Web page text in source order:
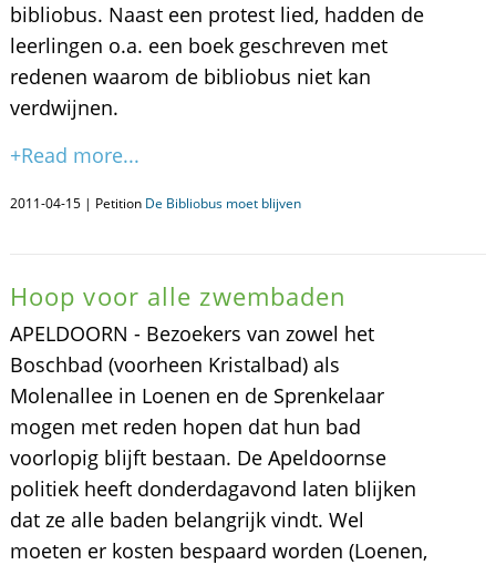
bibliobus. Naast een protest lied, hadden de
leerlingen o.a. een boek geschreven met
redenen waarom de bibliobus niet kan
verdwijnen.
+Read more...
2011-04-15 | Petition De Bibliobus moet blijven
Hoop voor alle zwembaden
APELDOORN - Bezoekers van zowel het
Boschbad (voorheen Kristalbad) als
Molenallee in Loenen en de Sprenkelaar
mogen met reden hopen dat hun bad
voorlopig blijft bestaan. De Apeldoornse
politiek heeft donderdagavond laten blijken
dat ze alle baden belangrijk vindt. Wel
moeten er kosten bespaard worden (Loenen,